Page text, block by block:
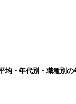
均・年代別・職種別